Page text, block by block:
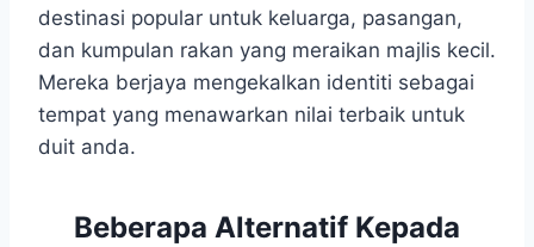
destinasi popular untuk keluarga, pasangan,
dan kumpulan rakan yang meraikan majlis kecil.
Mereka berjaya mengekalkan identiti sebagai
tempat yang menawarkan nilai terbaik untuk
duit anda.
Beberapa Alternatif Kepada